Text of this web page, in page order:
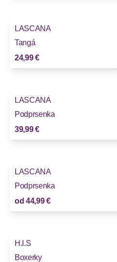
LASCANA
Tangá
24,99 €
LASCANA
Podprsenka
39,99 €
LASCANA
Podprsenka
od 44,99 €
H.I.S
Boxerky